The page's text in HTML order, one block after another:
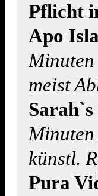
Pflicht
Apo
meist
Sarah`s
künstl.
Pura